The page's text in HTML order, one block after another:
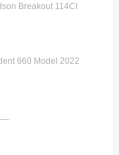
Breakout 114CI
660 Model 2022